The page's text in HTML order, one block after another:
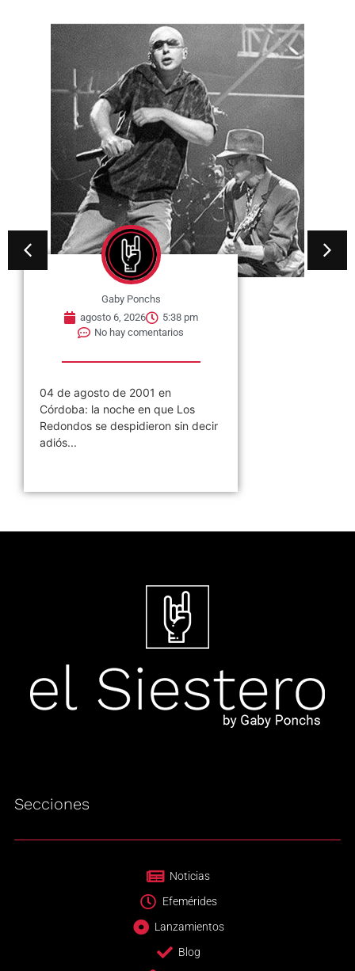
Gaby Ponchs
agosto 6, 2026
5:38 pm
No hay comentarios
04 de agosto de 2001 en
Córdoba: la noche en que Los
Redondos se despidieron sin decir
adiós...
Secciones
Noticias
Efemérides
Lanzamientos
Blog